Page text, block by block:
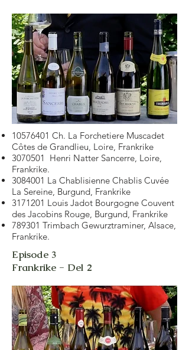
10576401 Ch. La Forchetiere Muscadet
Côtes de Grandlieu, Loire, Frankrike
3070501
Henri Natter Sancerre, Loire,
Frankrike.
3084001 La Chablisienne Chablis Cuvée
La Sereine, Burgund, Frankrike
3171201 Louis Jadot Bourgogne Couvent
des Jacobins Rouge, Burgund, Frankrike
789301 Trimbach Gewurztraminer, Alsace,
Frankrike.
Episode 3
Frankrike - Del 2